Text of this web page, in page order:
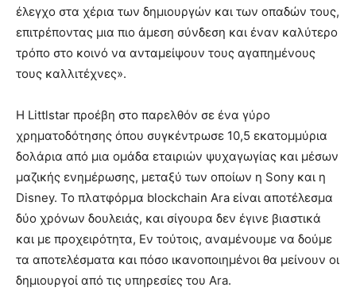
έλεγχο στα χέρια των δημιουργών και των οπαδών τους,
επιτρέποντας μια πιο άμεση σύνδεση και έναν καλύτερο
τρόπο στο κοινό να ανταμείψουν τους αγαπημένους
τους καλλιτέχνες».
Η Littlstar προέβη στο παρελθόν σε ένα γύρο
χρηματοδότησης όπου συγκέντρωσε 10,5 εκατομμύρια
δολάρια από μια ομάδα εταιριών ψυχαγωγίας και μέσων
μαζικής ενημέρωσης, μεταξύ των οποίων η Sony και η
Disney. Το πλατφόρμα blockchain Ara είναι αποτέλεσμα
δύο χρόνων δουλειάς, και σίγουρα δεν έγινε βιαστικά
και με προχειρότητα, Εν τούτοις, αναμένουμε να δούμε
τα αποτελέσματα και πόσο ικανοποιημένοι θα μείνουν οι
δημιουργοί από τις υπηρεσίες του Ara.